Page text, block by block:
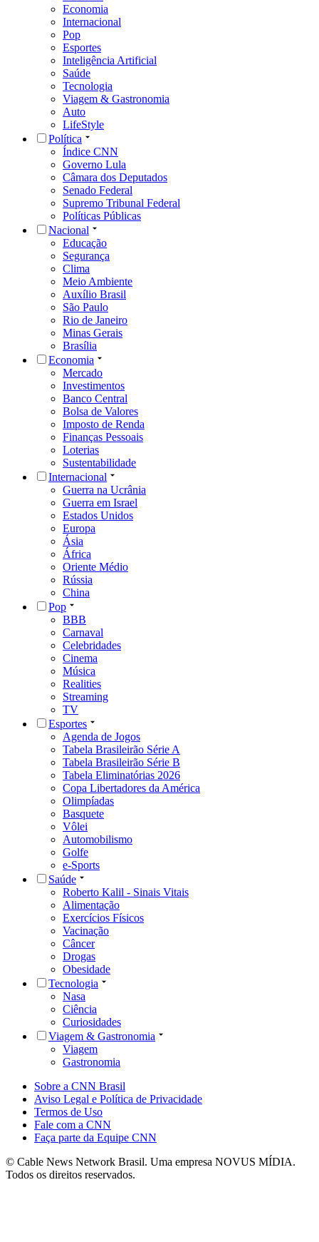
Economia
Internacional
Pop
Esportes
Inteligência Artificial
Saúde
Tecnologia
Viagem & Gastronomia
Auto
LifeStyle
Política
Índice CNN
Governo Lula
Câmara dos Deputados
Senado Federal
Supremo Tribunal Federal
Políticas Públicas
Nacional
Educação
Segurança
Clima
Meio Ambiente
Auxílio Brasil
São Paulo
Rio de Janeiro
Minas Gerais
Brasília
Economia
Mercado
Investimentos
Banco Central
Bolsa de Valores
Imposto de Renda
Finanças Pessoais
Loterias
Sustentabilidade
Internacional
Guerra na Ucrânia
Guerra em Israel
Estados Unidos
Europa
Ásia
África
Oriente Médio
Rússia
China
Pop
BBB
Carnaval
Celebridades
Cinema
Música
Realities
Streaming
TV
Esportes
Agenda de Jogos
Tabela Brasileirão Série A
Tabela Brasileirão Série B
Tabela Eliminatórias 2026
Copa Libertadores da América
Olimpíadas
Basquete
Vôlei
Automobilismo
Golfe
e-Sports
Saúde
Roberto Kalil - Sinais Vitais
Alimentação
Exercícios Físicos
Vacinação
Câncer
Drogas
Obesidade
Tecnologia
Nasa
Ciência
Curiosidades
Viagem & Gastronomia
Viagem
Gastronomia
Sobre a CNN Brasil
Aviso Legal e Política de Privacidade
Termos de Uso
Fale com a CNN
Faça parte da Equipe CNN
© Cable News Network Brasil. Uma empresa NOVUS MÍDIA.
Todos os direitos reservados.